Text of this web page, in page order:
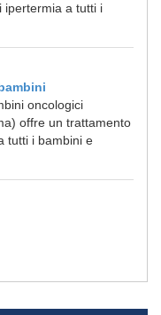
ipertermia a tutti i
oncologici
offre un trattamento
tutti i bambini e